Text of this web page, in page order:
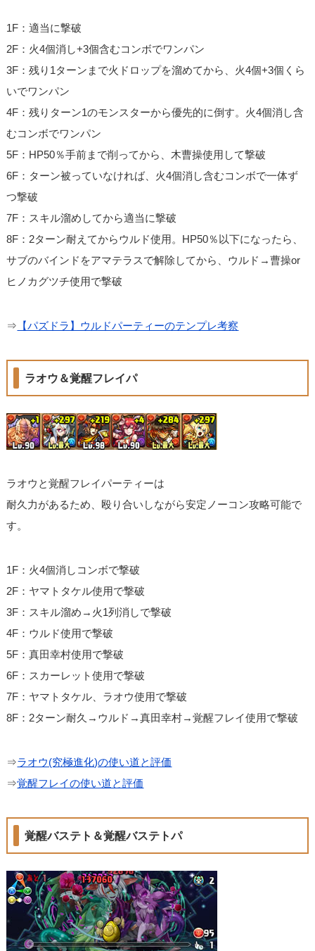
1F：適当に撃破
2F：火4個消し+3個含むコンボでワンパン
3F：残り1ターンまで火ドロップを溜めてから、火4個+3個くら
いでワンパン
4F：残りターン1のモンスターから優先的に倒す。火4個消し含
むコンボでワンパン
5F：HP50％手前まで削ってから、木曹操使用して撃破
6F：ターン被っていなければ、火4個消し含むコンボで一体ず
つ撃破
7F：スキル溜めしてから適当に撃破
8F：2ターン耐えてからウルド使用。HP50％以下になったら、
サブのバインドをアマテラスで解除してから、ウルド→曹操or
ヒノカグツチ使用で撃破
⇒ 【パズドラ】ウルドパーティーのテンプレ考察
ラオウ＆覚醒フレイパ
ラオウと覚醒フレイパーティーは
耐久力があるため、殴り合いしながら安定ノーコン攻略可能で
す。
1F：火4個消しコンボで撃破
2F：ヤマトタケル使用で撃破
3F：スキル溜め→火1列消しで撃破
4F：ウルド使用で撃破
5F：真田幸村使用で撃破
6F：スカーレット使用で撃破
7F：ヤマトタケル、ラオウ使用で撃破
8F：2ターン耐久→ウルド→真田幸村→覚醒フレイ使用で撃破
⇒ラオウ(究極進化)の使い道と評価
⇒覚醒フレイの使い道と評価
覚醒バステト＆覚醒バステトパ